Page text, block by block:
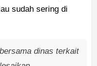
sudah sering di
dinas terkait